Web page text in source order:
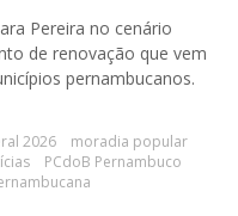
Pereira no cenário
de renovação que vem
pernambucanos.
2026
moradia popular
PCdoB Pernambuco